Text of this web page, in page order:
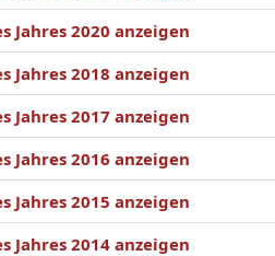
Jahres 2020 anzeigen
Jahres 2018 anzeigen
Jahres 2017 anzeigen
Jahres 2016 anzeigen
Jahres 2015 anzeigen
Jahres 2014 anzeigen